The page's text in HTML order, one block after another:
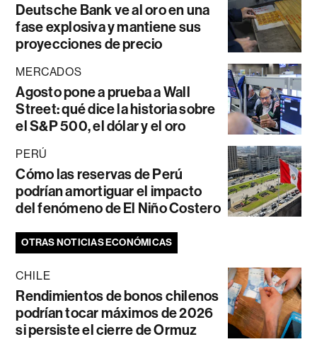
Deutsche Bank ve al oro en una
fase explosiva y mantiene sus
proyecciones de precio
MERCADOS
Agosto pone a prueba a Wall
Street: qué dice la historia sobre
el S&P 500, el dólar y el oro
PERÚ
Cómo las reservas de Perú
podrían amortiguar el impacto
del fenómeno de El Niño Costero
OTRAS NOTICIAS ECONÓMICAS
CHILE
Rendimientos de bonos chilenos
podrían tocar máximos de 2026
si persiste el cierre de Ormuz